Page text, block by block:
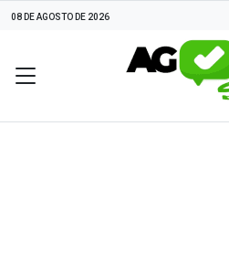
08 DE AGOSTO DE 2026